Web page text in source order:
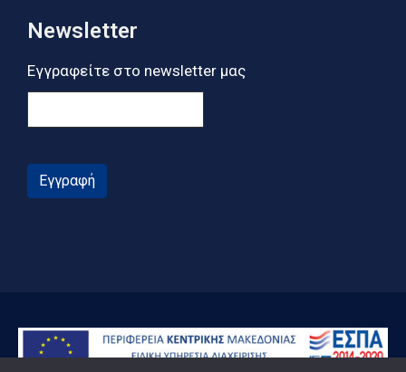
Newsletter
Εγγραφείτε στο newsletter μας
Εγγραφή